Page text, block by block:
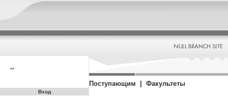
**
Поступающим | Факультеты
Вход